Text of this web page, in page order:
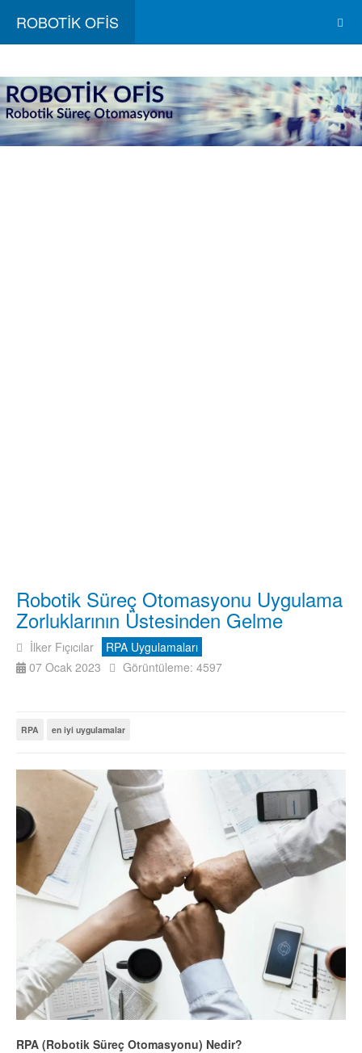
ROBOTİK OFİS
Robotik Süreç Otomasyonu Uygulama
Zorluklarının Üstesinden Gelme
İlker Fıçıcılar
RPA Uygulamaları
07 Ocak 2023
Görüntüleme: 4597
RPA en iyi uygulamalar
RPA (Robotik Süreç Otomasyonu) Nedir?